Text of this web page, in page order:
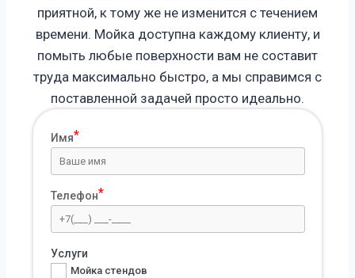
приятной, к тому же не изменится с течением
времени. Мойка доступна каждому клиенту, и
помыть любые поверхности вам не составит
труда максимально быстро, а мы справимся с
поставленной задачей просто идеально.
Имя
Телефон
Услуги
Мойка стендов